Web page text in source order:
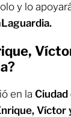
y lo
en la
Víctor